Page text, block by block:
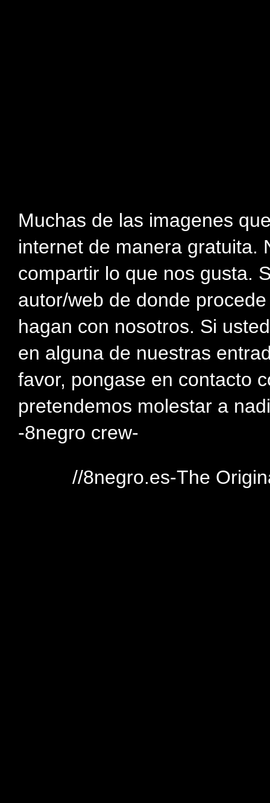
Muchas de las imagenes
internet de manera gratuita.
compartir lo que nos gusta.
autor/web de donde
hagan con nosotros. Si
en alguna de nuestras
favor, pongase en contacto
pretendemos molestar a
-8negro crew-
//8negro.es-The